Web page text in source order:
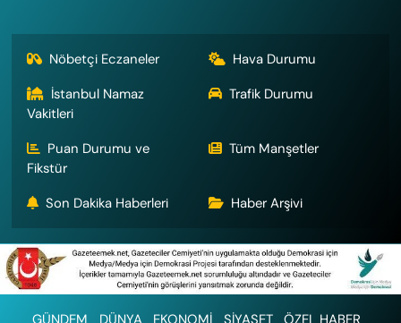
Nöbetçi Eczaneler
Hava Durumu
İstanbul Namaz
Vakitleri
Trafik Durumu
Puan Durumu ve
Fikstür
Tüm Manşetler
Son Dakika Haberleri Haber Arşivi
GÜNDEM DÜNYA EKONOMİ SİYASET ÖZEL HABER